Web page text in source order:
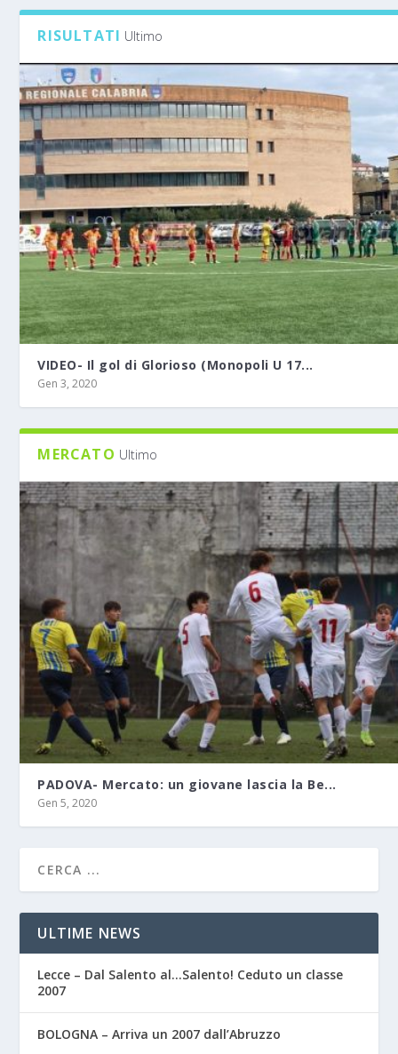
RISULTATI Ultimo
VIDEO- Il gol di Glorioso (Monopoli U 17...
Gen 3, 2020
MERCATO Ultimo
PADOVA- Mercato: un giovane lascia la Be...
Gen 5, 2020
ULTIME NEWS
Lecce – Dal Salento al…Salento! Ceduto un classe
2007
BOLOGNA – Arriva un 2007 dall’Abruzzo